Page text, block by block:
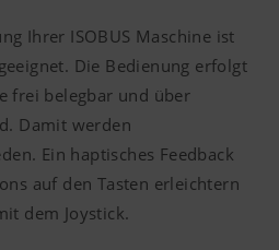
Ihrer ISOBUS Maschine ist
Die Bedienung erfolgt
frei belegbar und über
Damit werden
Ein haptisches Feedback
auf den Tasten erleichtern
dem Joystick.